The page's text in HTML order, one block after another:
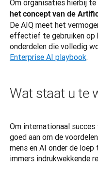
Om organisaties hierbij te
het concept van de
De AIQ meet het
effectief te gebruiken op
Enterprise AI playbook.
Wat staat u te
Om internationaal succes
goed aan om de
mens en AI onder de
immers indrukwekkende